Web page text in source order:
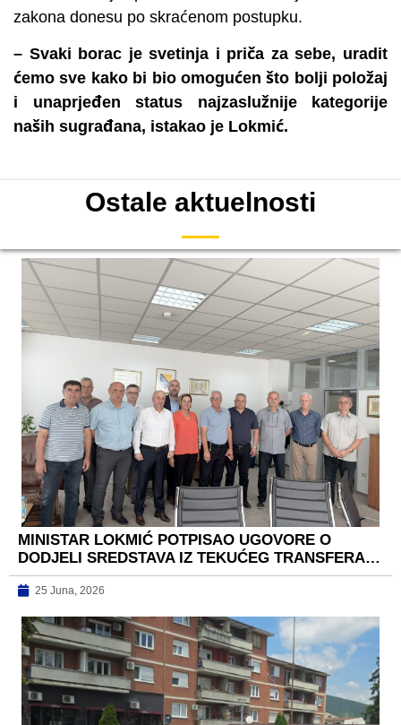
zakona donesu po skraćenom postupku.
– Svaki borac je svetinja i priča za sebe, uradit
ćemo sve kako bi bio omogućen što bolji položaj
i unaprjeđen status najzaslužnije kategorije
naših sugrađana, istakao je Lokmić.
Ostale aktuelnosti
MINISTAR LOKMIĆ POTPISAO UGOVORE O
DODJELI SREDSTAVA IZ TEKUĆEG TRANSFERA…
25 Juna, 2026